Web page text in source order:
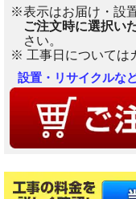
※表示はお届け・設
ご注文時に選択い
さい。
※ 工事日については
設置・リサイクルな